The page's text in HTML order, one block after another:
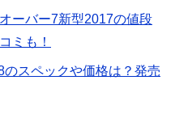
ーバー7新型2017の値段
ミも！
スペックや価格は？発売